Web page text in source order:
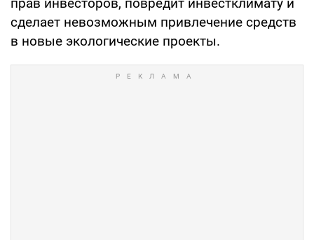
сделает невозможным привлечение средств
в новые экологические проекты.